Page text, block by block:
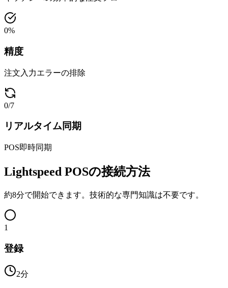
0%
精度
注文入力エラーの排除
0/7
リアルタイム同期
POS即時同期
Lightspeed POSの接続方法
約8分で開始できます。技術的な専門知識は不要です。
1
登録
2分